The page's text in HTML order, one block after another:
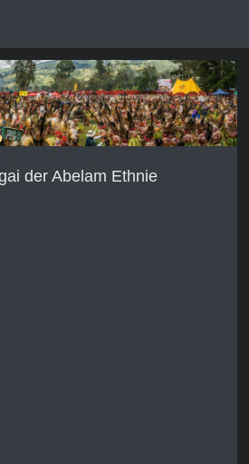
der Abelam Ethnie